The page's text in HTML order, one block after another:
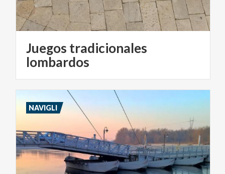
Juegos tradicionales
lombardos
NAVIGLI